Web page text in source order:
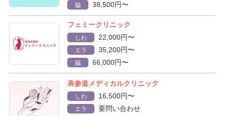
脇 38,500円〜
フェミークリニック
しわ 22,000円〜
エラ 35,200円〜
脇 66,000円〜
表参道メディカルクリニック
しわ 16,500円〜
エラ 要問い合わせ